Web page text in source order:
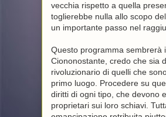
vecchia rispetto a quella
toglierebbe nulla allo scopo
un importante passo nel
Questo programma sembrerà
Ciononostante, credo che sia
rivoluzionario di quelli che
primo luogo. Procedere su
diritti di ogni tipo, che devono
proprietari sui loro schiavi.